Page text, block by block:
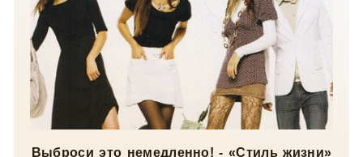
Выброси это немедленно! - «Стиль жизни»